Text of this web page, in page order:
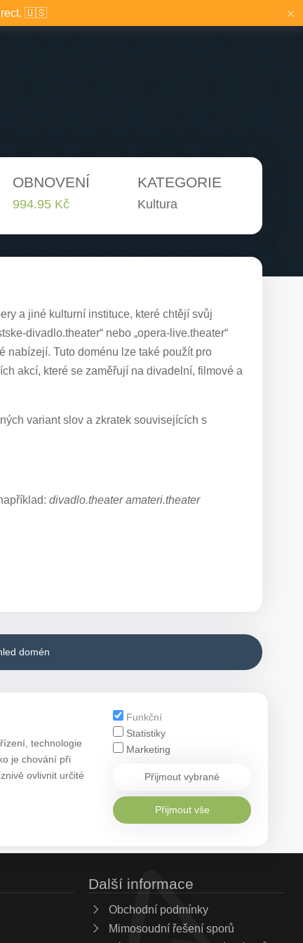
🇺🇸 ×
OBNOVENÍ
994.95 Kč
KATEGORIE
Kultura
a jiné kulturní instituce, které chtějí svůj
divadlo.theater“ nebo „opera-live.theater“
nabízejí. Tuto doménu lze také použít pro
akcí, které se zaměřují na divadelní, filmové a
variant slov a zkratek souvisejících s
divadlo.theater amateri.theater
domén
technologie
je chování při
ovlivnit určité
Funkční
Statistiky
Marketing
Přijmout vybrané
Přijmout vše
Další informace
Obchodní podmínky
Mimosoudní řešení sporů